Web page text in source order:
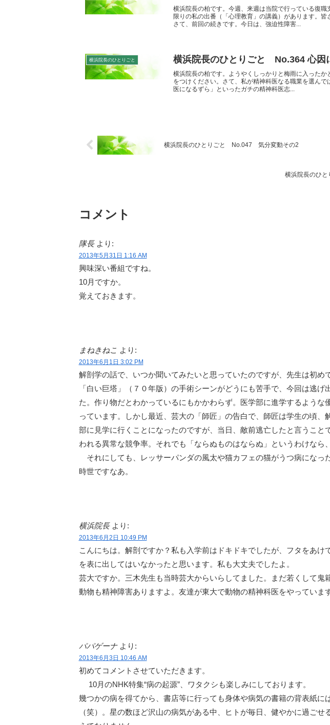
横浜院長の柏です。今週、来週は当院で行っている復
限りの私の出番（「心理教育」の講義）があります。
さて、前回の続きです。今日は、強迫性障害...
横浜院長のひとりごと 横浜院長のひとりごと No.364 心因
横浜院長の柏です。ようやくしっかりと梅雨に入った
をつけください。さて、私が精神科医なる職業を選ん
医になるずら」といったガチの精神科医志...
横浜院長のひとりごと No.047 気分変動その2
横浜院長のひ
コメント
隊長 より:
2013年5月31日 1:16 AM
興味深い番組ですね。
10月ですか。
覚えておきます。
まねきねこ より:
2013年6月1日 3:02 PM
解剖学の話で、いつか聞いてみたいと思っていたのですが、先生は初め
「白い巨塔」（７０年版）の手術シーンがどうにも苦手で、今回は逃
た。作り物だとわかっているにもかかわらず。医学部に進学するよう
っています。しかし最近、芸大の「師匠」の告白で、師匠は学生の頃
部に見学に行くことになったのですが、当日、敵前逃亡したと言うこと
われる異常な競争率。それでも「ならぬものはならぬ」というわけなら
それにしても、レッサーパンダの風太や猫カフェの猫がうつ病になっ
時世ですなあ。
横浜院長 より:
2013年6月2日 10:49 PM
こんにちは。解剖ですか？私も入学前はドキドキでしたが、フタをあ
を表に出してはいなかったと思います。私も大丈夫でしたよ。
芸大ですか。三木先生も当時芸大からいらしてました。まだ若くして鬼
動物も精神障害ありますよ。友達が東大で動物の精神科医をやっていま
パパゲーナ より:
2013年6月3日 10:46 AM
初めてコメントさせていただきます。
10月のNHK特集“病の起源”、ワタクシも楽しみにしております。
幾つかの病を得てから、書店等に行っても身体や病気の書籍の背表紙に
（笑）。星の数ほど沢山の病気がある中、ヒトが毎日、健やかに過ごせ